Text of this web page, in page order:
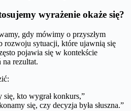
wyrażenie okaże się?
gdy mówimy o przyszłym
sytuacji, które ujawnią się
pojawia się w kontekście
rezultat.
kto wygrał konkurs,”
się, czy decyzja była słuszna.”